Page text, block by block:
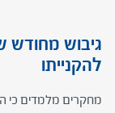
גיבוש מחודש
להקנייתו
מחקרים מלמדים כי